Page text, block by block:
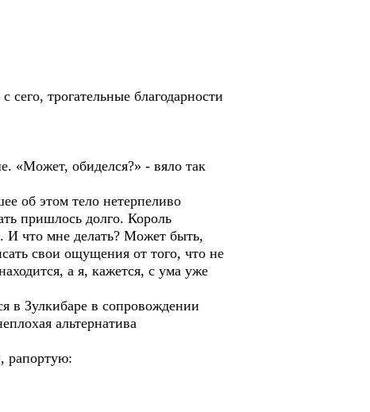
трогательные благодарности
«Может, обиделся?» - вяло так
об этом тело нетерпеливо
пришлось долго. Король
И что мне делать? Может быть,
свои ощущения от того, что не
а я, кажется, с ума уже
в Зулкибаре в сопровождении
альтернатива
рапортую: